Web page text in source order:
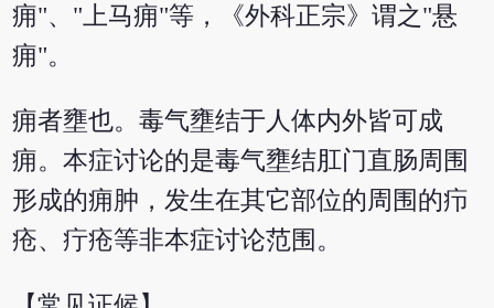
痈"、"上马痈"等，《外科正宗》谓之"悬
痈"。
痈者壅也。毒气壅结于人体内外皆可成
痈。本症讨论的是毒气壅结肛门直肠周围
形成的痈肿，发生在其它部位的周围的疖
疮、疔疮等非本症讨论范围。